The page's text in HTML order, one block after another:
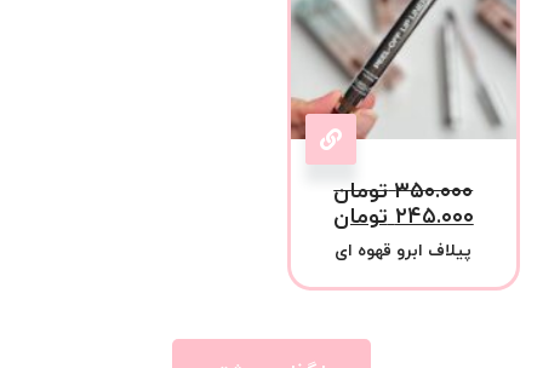
۳۵۰.۰۰۰ تومان
۲۴۵.۰۰۰ تومان
پیلاف ابرو قهوه ای